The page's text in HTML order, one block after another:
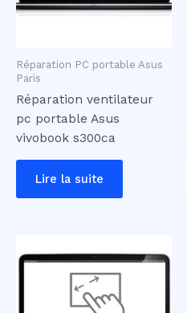
Réparation PC portable Asus
Paris
Réparation ventilateur
pc portable Asus
vivobook s300ca
Lire la suite